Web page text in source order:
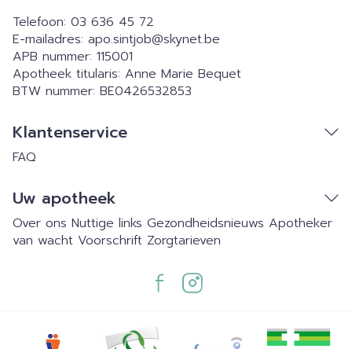
Telefoon: 03 636 45 72
E-mailadres: apo.sintjob@skynet.be
APB nummer: 115001
Apotheek titularis: Anne Marie Bequet
BTW nummer: BE0426532853
Klantenservice
FAQ
Uw apotheek
Over ons Nuttige links Gezondheidsnieuws Apotheker
van wacht Voorschrift Zorgtarieven